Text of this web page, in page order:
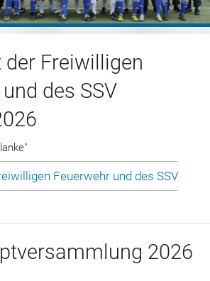
Freiwilligen
des SSV
Feuerwehr und des SSV
2026